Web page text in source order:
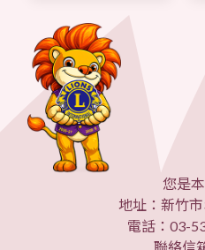
您是
地址：新竹
電話：03-